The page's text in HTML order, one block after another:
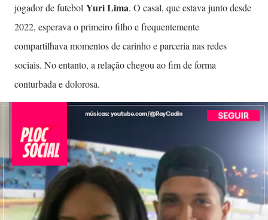
jogador de futebol Yuri Lima. O casal, que estava junto desde
2022, esperava o primeiro filho e frequentemente
compartilhava momentos de carinho e parceria nas redes
sociais. No entanto, a relação chegou ao fim de forma
conturbada e dolorosa.